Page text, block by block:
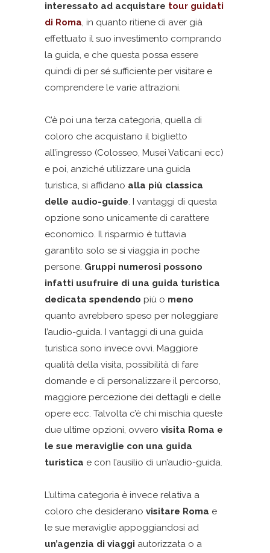
interessato ad acquistare tour guidati
di Roma, in quanto ritiene di aver già
effettuato il suo investimento comprando
la guida, e che questa possa essere
quindi di per sé sufficiente per visitare e
comprendere le varie attrazioni.
C’è poi una terza categoria, quella di
coloro che acquistano il biglietto
all’ingresso (Colosseo, Musei Vaticani ecc)
e poi, anziché utilizzare una guida
turistica, si affidano alla più classica
delle audio-guide. I vantaggi di questa
opzione sono unicamente di carattere
economico. Il risparmio è tuttavia
garantito solo se si viaggia in poche
persone. Gruppi numerosi possono
infatti usufruire di una guida turistica
dedicata spendendo più o meno
quanto avrebbero speso per noleggiare
l’audio-guida. I vantaggi di una guida
turistica sono invece ovvi. Maggiore
qualità della visita, possibilità di fare
domande e di personalizzare il percorso,
maggiore percezione dei dettagli e delle
opere ecc. Talvolta c’è chi mischia queste
due ultime opzioni, ovvero visita Roma e
le sue meraviglie con una guida
turistica e con l’ausilio di un’audio-guida.
L’ultima categoria è invece relativa a
coloro che desiderano visitare Roma e
le sue meraviglie appoggiandosi ad
un’agenzia di viaggi autorizzata o a